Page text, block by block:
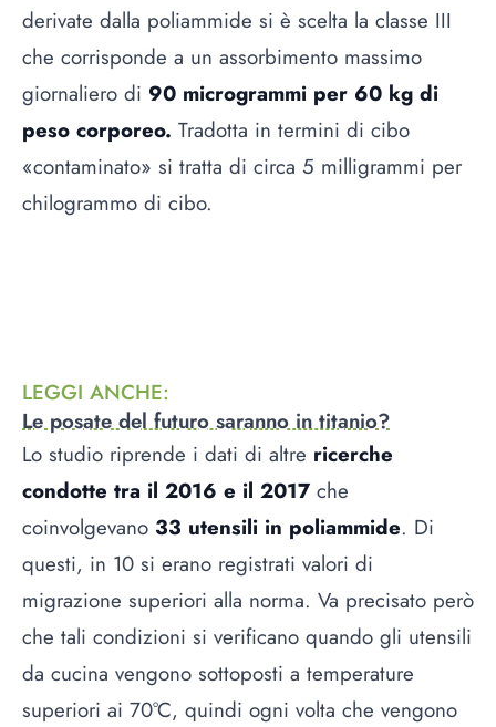
derivate dalla poliammide si è scelta la classe III
che corrisponde a un assorbimento massimo
giornaliero di 90 microgrammi per 60 kg di
peso corporeo. Tradotta in termini di cibo
«contaminato» si tratta di circa 5 milligrammi per
chilogrammo di cibo.
LEGGI ANCHE:
Le posate del futuro saranno in titanio?
Lo studio riprende i dati di altre ricerche
condotte tra il 2016 e il 2017 che
coinvolgevano 33 utensili in poliammide. Di
questi, in 10 si erano registrati valori di
migrazione superiori alla norma. Va precisato però
che tali condizioni si verificano quando gli utensili
da cucina vengono sottoposti a temperature
superiori ai 70°C, quindi ogni volta che vengono